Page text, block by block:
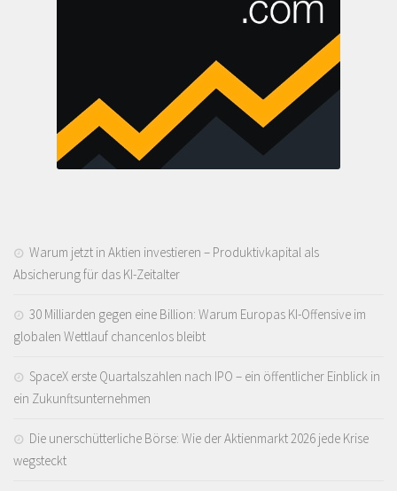
Warum jetzt in Aktien investieren – Produktivkapital als
Absicherung für das KI-Zeitalter
30 Milliarden gegen eine Billion: Warum Europas KI-Offensive im
globalen Wettlauf chancenlos bleibt
SpaceX erste Quartalszahlen nach IPO – ein öffentlicher Einblick in
ein Zukunftsunternehmen
Die unerschütterliche Börse: Wie der Aktienmarkt 2026 jede Krise
wegsteckt